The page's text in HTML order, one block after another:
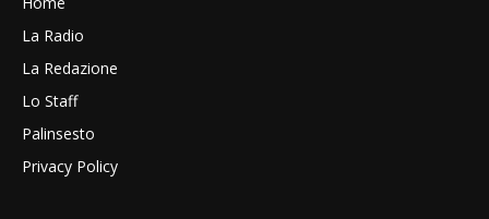
La Radio
La Redazione
Lo Staff
Palinsesto
Privacy Policy